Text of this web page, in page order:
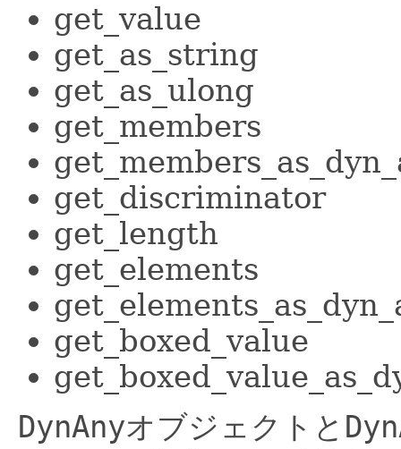
get_value
get_as_string
get_as_ulong
get_members
get_discriminator
get_length
get_elements
get_boxed_value
DynAnyオブジェクトと